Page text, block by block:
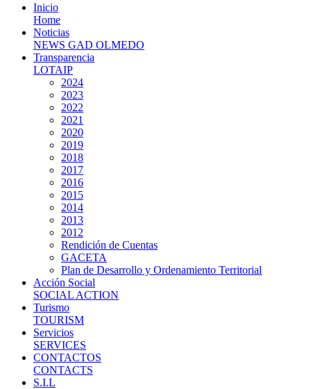
Inicio
Home
Noticias
NEWS GAD OLMEDO
Transparencia
LOTAIP
2024
2023
2022
2021
2020
2019
2018
2017
2016
2015
2014
2013
2012
Rendición de Cuentas
GACETA
Plan de Desarrollo y Ordenamiento Territorial
Acción Social
SOCIAL ACTION
Turismo
TOURISM
Servicios
SERVICES
CONTACTOS
CONTACTS
S.I.L